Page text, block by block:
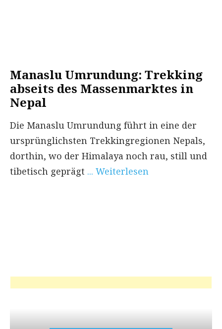
Manaslu Umrundung: Trekking
abseits des Massenmarktes in
Nepal
Die Manaslu Umrundung führt in eine der
ursprünglichsten Trekkingregionen Nepals,
dorthin, wo der Himalaya noch rau, still und
tibetisch geprägt ... Weiterlesen